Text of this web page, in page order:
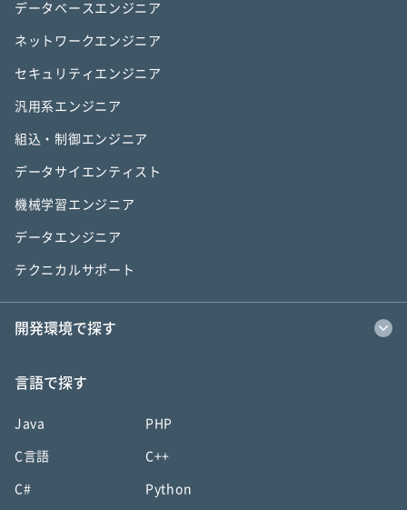
データベースエンジニア
ネットワークエンジニア
セキュリティエンジニア
汎用系エンジニア
組込・制御エンジニア
データサイエンティスト
機械学習エンジニア
データエンジニア
テクニカルサポート
開発環境で探す
言語で探す
Java PHP
C言語 C++
C# Python